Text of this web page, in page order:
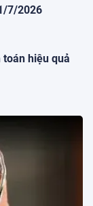
7/2026
toán hiệu quả